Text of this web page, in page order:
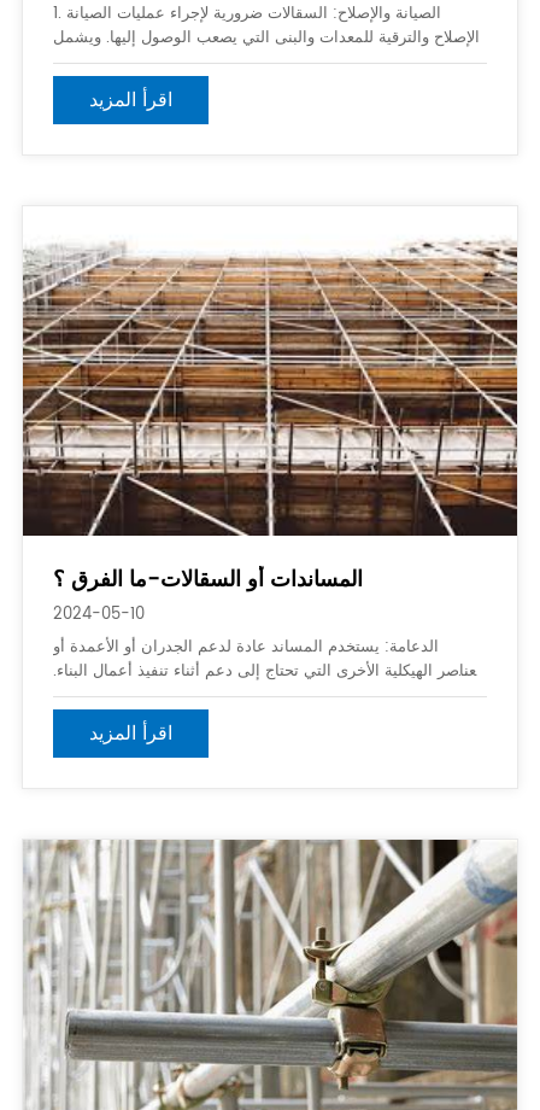
1. الصيانة والإصلاح: السقالات ضرورية لإجراء عمليات الصيانة
والإصلاح والترقية للمعدات والبنى التي يصعب الوصول إليها. ويشمل
ذلك المنصات والسفن والأعمدة والمفاعلات ووحدات العمليات
الأخرى. يسمح للعمال بتنفيذ المهام التي تتطلب اليد بأمان
اقرأ المزيد
المساندات أو السقالات-ما الفرق ؟
2024-05-10
الدعامة: يستخدم المساند عادة لدعم الجدران أو الأعمدة أو
العناصر الهيكلية الأخرى التي تحتاج إلى دعم أثناء تنفيذ أعمال البناء.
يوفر دعمًا مؤقتًا وثباتًا للهيكل أثناء إجراء التغييرات أو الإصلاحات.
يمكن أن يشمل المساند دعامات معدنية أو خشبية ، براك
اقرأ المزيد